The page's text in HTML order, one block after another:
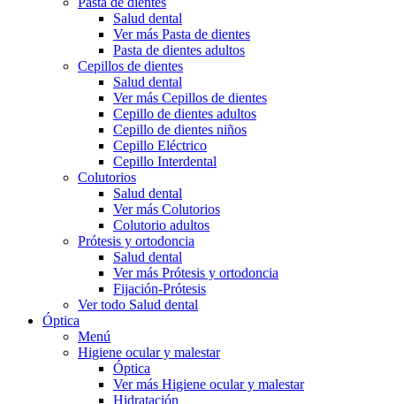
Salud dental
Ver más Pasta de dientes
Pasta de dientes adultos
Cepillos de dientes
Salud dental
Ver más Cepillos de dientes
Cepillo de dientes adultos
Cepillo de dientes niños
Cepillo Eléctrico
Cepillo Interdental
Colutorios
Salud dental
Ver más Colutorios
Colutorio adultos
Prótesis y ortodoncia
Salud dental
Ver más Prótesis y ortodoncia
Fijación-Prótesis
Ver todo Salud dental
Óptica
Menú
Higiene ocular y malestar
Óptica
Ver más Higiene ocular y malestar
Hidratación